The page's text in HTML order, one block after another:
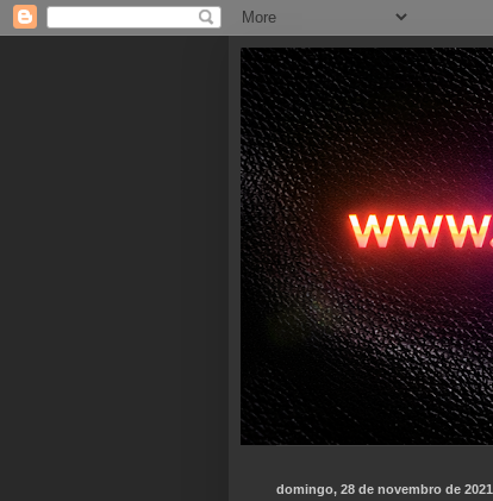
domingo, 28 de novembro de 2021